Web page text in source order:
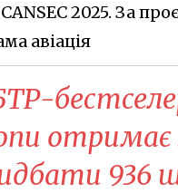
2025. За
авіація
отримає
936